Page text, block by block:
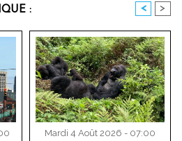
: < >
Mardi 4 Août 2026 - 07:00